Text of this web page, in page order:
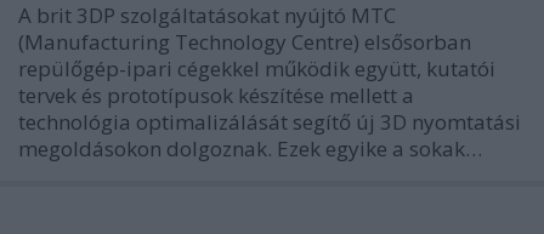
A brit 3DP szolgáltatásokat nyújtó MTC
(Manufacturing Technology Centre) elsősorban
repülőgép-ipari cégekkel működik együtt, kutatói
tervek és prototípusok készítése mellett a
technológia optimalizálását segítő új 3D nyomtatási
megoldásokon dolgoznak. Ezek egyike a sokak…